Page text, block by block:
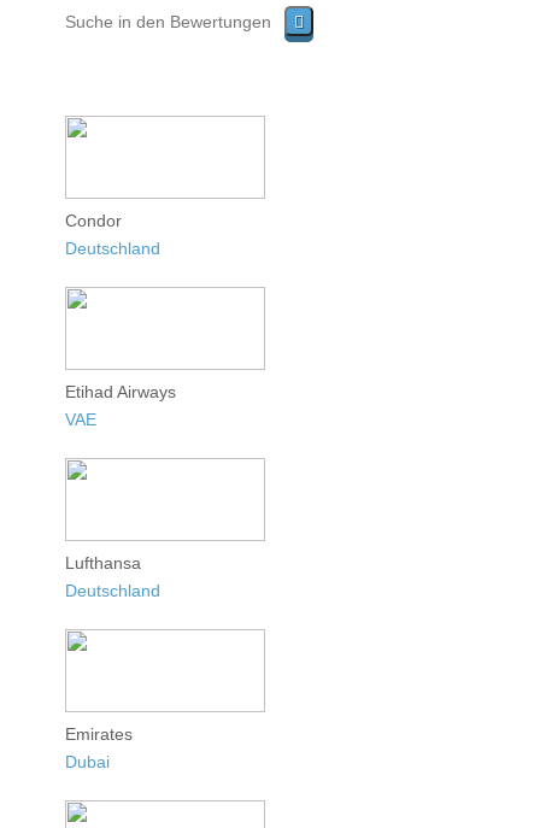
Condor
Deutschland
Etihad Airways
VAE
Lufthansa
Deutschland
Emirates
Dubai